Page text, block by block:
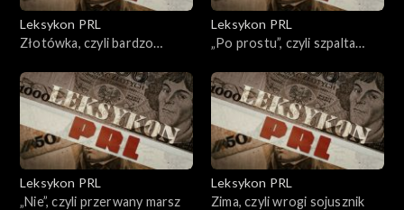
Leksykon PRL
Złotówka, czyli bardzo
Leksykon PRL
„Po prostu”, czyli szpalta
Leksykon PRL
„Nie”, czyli przerwany marsz
Leksykon PRL
Zima, czyli wrogi sojusznik